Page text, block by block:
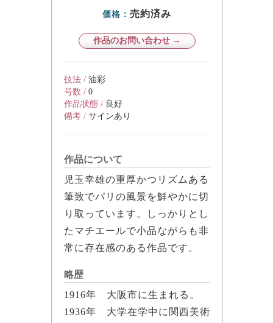
価格： 売約済み
作品のお問い合わせ →
技法 / 油彩
号数 / 0
作品状態 / 良好
備考 / サインあり
作品について
児玉幸雄の重厚かつリズムある
筆致でパリの風景を鮮やかに切
り取っています。しっかりとし
たマチエールで小品ながらも非
常に存在感のある作品です。
略歴
1916年 大阪市に生まれる。
1936年 大学在学中に関西美術